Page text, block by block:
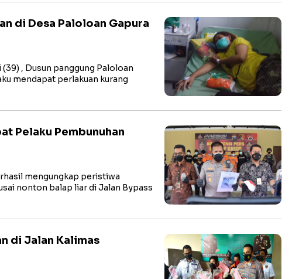
di Desa Paloloan Gapura
, Dusun panggung Paloloan
mendapat perlakuan kurang
Pelaku Pembunuhan
mengungkap peristiwa
nonton balap liar di Jalan Bypass
di Jalan Kalimas